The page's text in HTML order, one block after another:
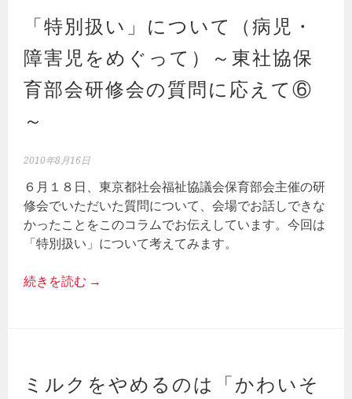
「特別扱い」について（病児・
障害児をめぐって）～東社協保
育部会研修会の質問に応えて⑥
～
2010年8月16日
６月１８日、東京都社会福祉協議会保育部会主催の研
修会でいただいた質問について、会場でお話しできな
かったことをこのコラムでお伝えしています。今回は
「特別扱い」について考えてみます。
続きを読む →
ミルクをやめるのは「かわいそ